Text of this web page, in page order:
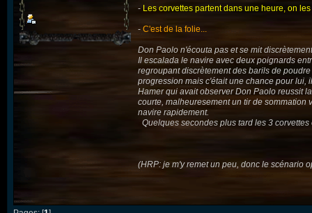
- Les corvettes partent dans une heure, on
- C'est de la folie...
Don Paolo n'écouta pas et se mit
Il escalada le navire avec deux poignards
regroupant discrètement des barils de
progression mais c'était une chance pour lui,
Hamer qui avait observer Don Paolo reussit
courte, malheuresement un tir de
navire rapidement.
Quelques secondes plus tard les 3
(HRP: je m'y remet un peu, donc le